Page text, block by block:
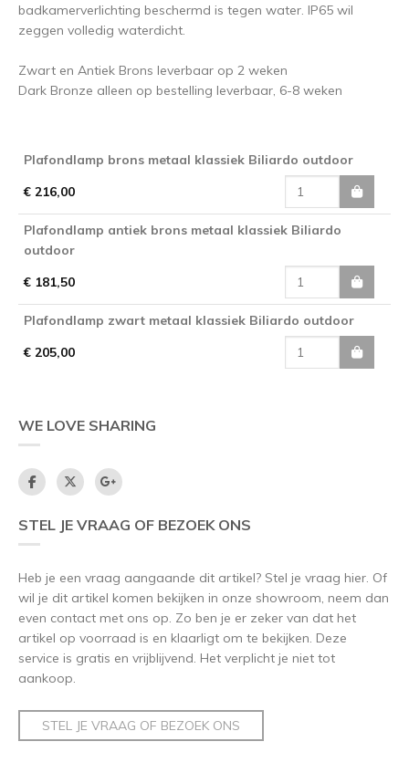
badkamerverlichting beschermd is tegen water. IP65 wil
zeggen volledig waterdicht.
Zwart en Antiek Brons leverbaar op 2 weken
Dark Bronze alleen op bestelling leverbaar, 6-8 weken
Plafondlamp brons metaal klassiek Biliardo outdoor
€ 216,00
Plafondlamp antiek brons metaal klassiek Biliardo
outdoor
€ 181,50
Plafondlamp zwart metaal klassiek Biliardo outdoor
€ 205,00
WE LOVE SHARING
STEL JE VRAAG OF BEZOEK ONS
Heb je een vraag aangaande dit artikel? Stel je vraag hier. Of
wil je dit artikel komen bekijken in onze showroom, neem dan
even contact met ons op. Zo ben je er zeker van dat het
artikel op voorraad is en klaarligt om te bekijken. Deze
service is gratis en vrijblijvend. Het verplicht je niet tot
aankoop.
STEL JE VRAAG OF BEZOEK ONS